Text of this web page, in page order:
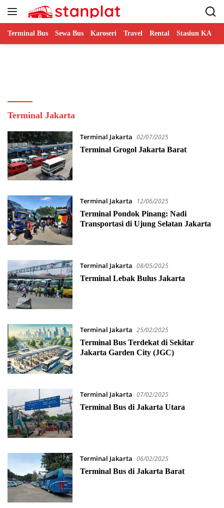
Terminal Bus Sewa Bus Karoseri Travel Rental Stasiun KA
Terminal Jakarta
Terminal Jakarta 02/07/2025
Terminal Grogol Jakarta Barat
Terminal Jakarta
12/06/2025
Terminal Pondok Pinang: Nadi
Transportasi di Ujung Selatan Jakarta
Terminal Jakarta 08/05/2025
Terminal Lebak Bulus Jakarta
Terminal Jakarta 25/02/2025
Terminal Bus Terdekat di Sekitar
Jakarta Garden City (JGC)
Terminal Jakarta 07/02/2025
Terminal Bus di Jakarta Utara
Terminal Jakarta 06/02/2025
Terminal Bus di Jakarta Barat